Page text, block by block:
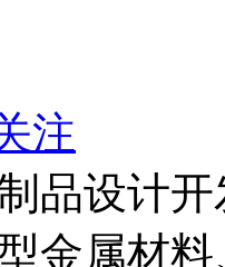
注
品设计
金属材